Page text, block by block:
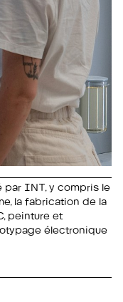
par INT, y compris le
la fabrication de la
peinture et
électronique